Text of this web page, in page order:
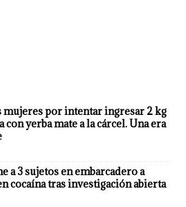
mujeres por intentar ingresar 2 kg
yerba mate a la cárcel. Una era
a 3 sujetos en embarcadero a
cocaína tras investigación abierta